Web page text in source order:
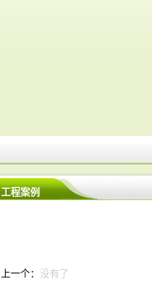
工程案例
上一个： 没有了